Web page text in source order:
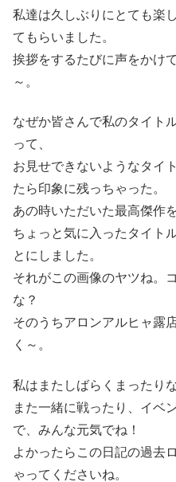
私達は久しぶりにとても楽
てもらいました。
挨拶をするたびに声をかけ
～。
なぜか皆さんで私のタイト
って、
お見せできないようなタイ
たら印象に残っちゃった。
あの時いただいた最高傑作
ちょっと気に入ったタイト
とにしました。
それがこの画像のヤツね。
な？
そのうちアロンアルヒャ露
く～。
私はまたしばらくまったり
また一緒に戦ったり、イベ
で、みんな元気でね！
よかったらこの日記の過去
ゃってくださいね。